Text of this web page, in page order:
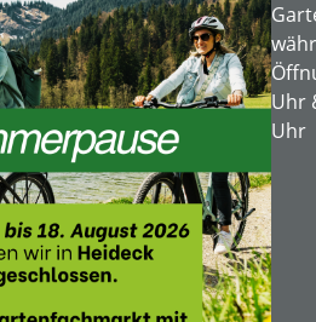
FORSTTECHNIK
Benzin-BlasgerätUhr
Uhr